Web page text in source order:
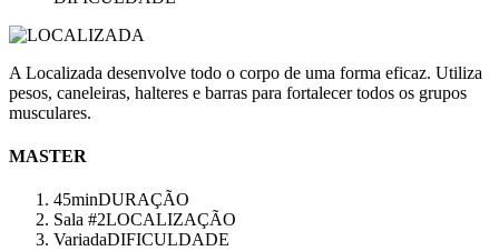
A Localizada desenvolve todo o corpo de uma forma eficaz. Utiliza
pesos, caneleiras, halteres e barras para fortalecer todos os grupos
musculares.
MASTER
45minDURAÇÃO
Sala #2LOCALIZAÇÃO
VariadaDIFICULDADE